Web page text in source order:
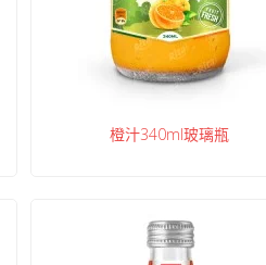
橙汁340ml玻璃瓶